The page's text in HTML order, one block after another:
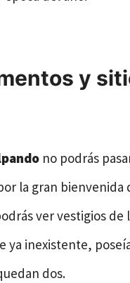
y
no podrás
la gran bienvenida
ver vestigios de
ya inexistente,
dos.